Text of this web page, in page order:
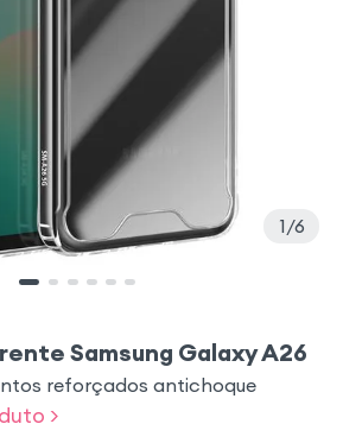
1 6
Samsung Galaxy A26
reforçados antichoque
>